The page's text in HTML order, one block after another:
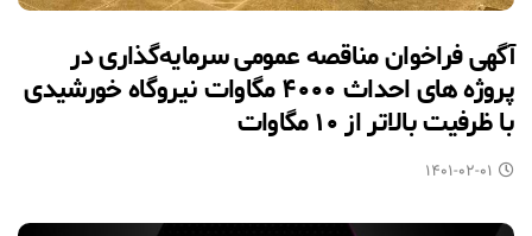
آگهی فراخوان مناقصه عمومی سرمایه‌گذاری در
پروژه های احداث ۴۰۰۰ مگاوات نیروگاه خورشیدی
با ظرفیت بالاتر از ۱۰ مگاوات
۱۴۰۱-۰۲-۰۱